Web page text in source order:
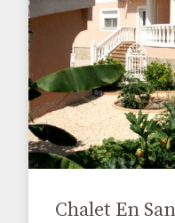
Chalet En